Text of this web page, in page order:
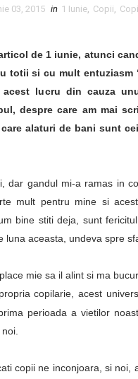
03, 2015 in 1 Iunie, Copii,
de 1 iunie, atunci
totii si cu mult entuziasm
lucru din cauza
despre care am mai
alaturi de bani sunt
dar gandul mi-a ramas in
mult pentru mine si
bine stiti deja, sunt
luna aceasta, undeva spre
mie sa il alint si ma
copilarie, acest
perioada a vietilor
copii ne inconjoara, si